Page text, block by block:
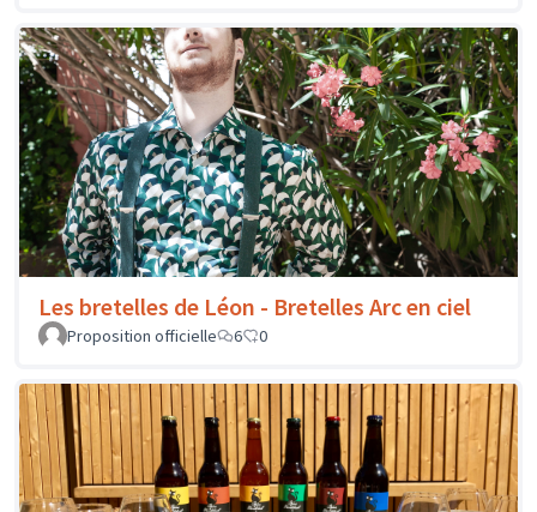
Les bretelles de Léon - Bretelles Arc en ciel
Proposition officielle 6 0